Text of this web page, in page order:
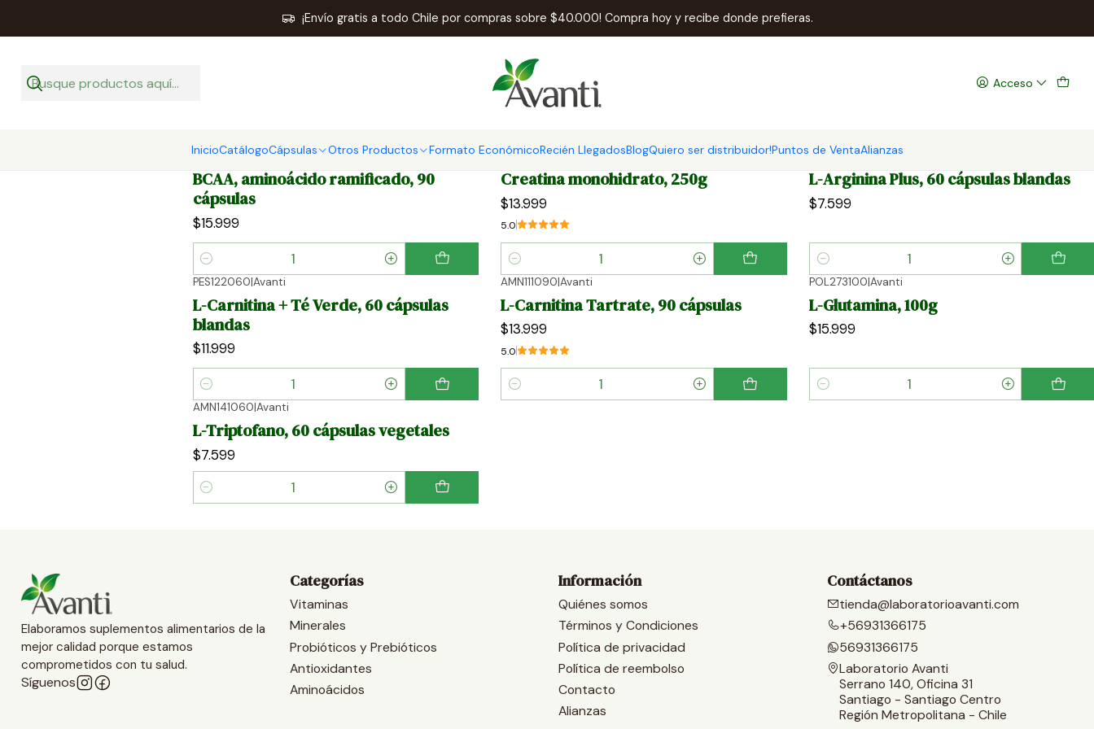
Acceso
InicioCatálogoCápsulas Otros Productos Formato EconómicoRecién LlegadosBlogQuiero ser distribuidor!Puntos de VentaAlianzas
¡Envío gratis a todo Chile por compras sobre $40.000! Compra hoy y recibe donde prefieras.
Inicio Aminoácidos
Aminoácidos
AMN121090|Avanti
BCAA, aminoácido ramificado, 90
cápsulas
$15.999
Cantidad
POL293250|Avanti
Creatina monohidrato, 250g
$13.999
5.0
Cantidad
AMN102060|Avanti
L-Arginina Plus, 60 cápsulas blandas
$7.599
Cantidad
PES122060|Avanti
L-Carnitina + Té Verde, 60 cápsulas
blandas
$11.999
Cantidad
AMN111090|Avanti
L-Carnitina Tartrate, 90 cápsulas
$13.999
5.0
Cantidad
POL273100|Avanti
L-Glutamina, 100g
$15.999
Cantidad
AMN141060|Avanti
L-Triptofano, 60 cápsulas vegetales
$7.599
Cantidad
Elaboramos suplementos alimentarios de la
mejor calidad porque estamos
comprometidos con tu salud.
Síguenos
Categorías
Vitaminas
Minerales
Probióticos y Prebióticos
Antioxidantes
Aminoácidos
Información
Quiénes somos
Términos y Condiciones
Política de privacidad
Política de reembolso
Contacto
Alianzas
Contáctanos
tienda@laboratorioavanti.com
+56931366175
56931366175
Laboratorio Avanti
Serrano 140, Oficina 31
Santiago - Santiago Centro
Región Metropolitana - Chile